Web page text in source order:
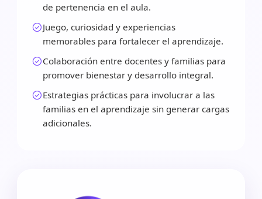
de pertenencia en el aula.
Juego, curiosidad y experiencias
memorables para fortalecer el aprendizaje.
Colaboración entre docentes y familias para
promover bienestar y desarrollo integral.
Estrategias prácticas para involucrar a las
familias en el aprendizaje sin generar cargas
adicionales.